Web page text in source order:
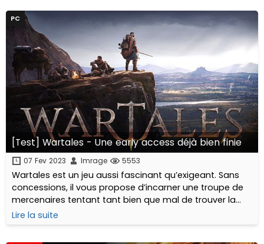
PC
[Test] Wartales - Une early access déjà bien finie
07 Fev 2023 Imrage 5553
Wartales est un jeu aussi fascinant qu’exigeant. Sans
concessions, il vous propose d’incarner une troupe de
mercenaires tentant tant bien que mal de trouver la
paix dans un monde médiéval sans pitié.
Lire la suite